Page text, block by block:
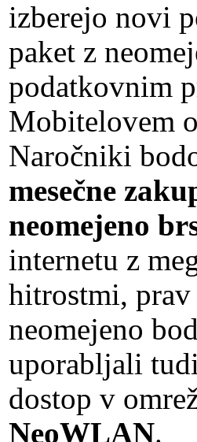
izberejo novi
paket z
podatkovnim
Mobitelovem
Naročniki
mesečne
neomejeno
internetu z
hitrostmi, prav
neomejeno
uporabljali
dostop v
NeoWLAN.